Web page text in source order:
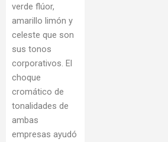
verde flúor,
amarillo limón y
celeste que son
sus tonos
corporativos. El
choque
cromático de
tonalidades de
ambas
empresas ayudó